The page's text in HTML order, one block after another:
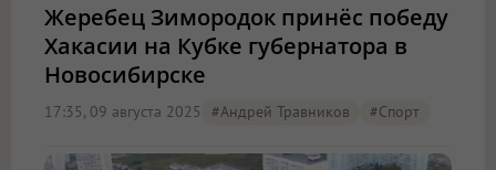
Жеребец Зимородок принёс победу
Хакасии на Кубке губернатора в
Новосибирске
17:35, 09 августа 2025 #Андрей Травников #спорт